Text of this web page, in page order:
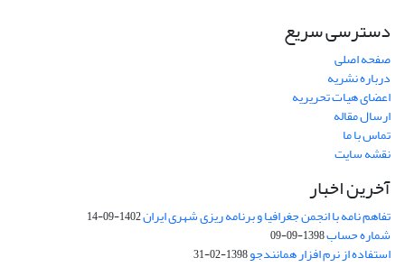
دسترسی سریع
صفحه اصلی
درباره نشریه
اعضای هیات تحریریه
ارسال مقاله
تماس با ما
نقشه سایت
آخرین اخبار
تفاهم نامه با انجمن جغرافیا و برنامه ریزی شهری ایران1402-09-14
شماره حساب1398-09-09
استفاده از نرم افزار همانندجو1398-02-31